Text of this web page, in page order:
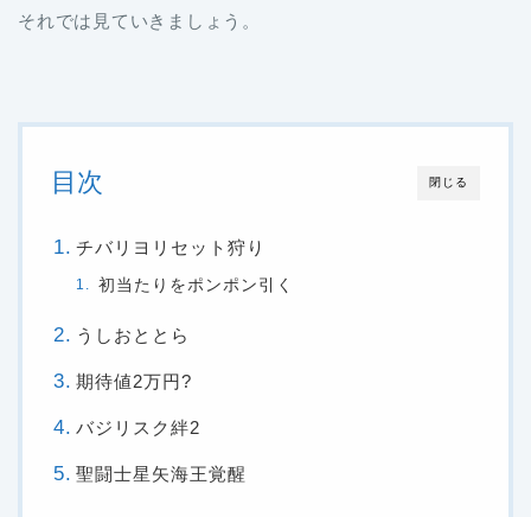
それでは見ていきましょう。
閉じる
目次
チバリヨリセット狩り
初当たりをポンポン引く
うしおととら
期待値2万円?
バジリスク絆2
聖闘士星矢海王覚醒